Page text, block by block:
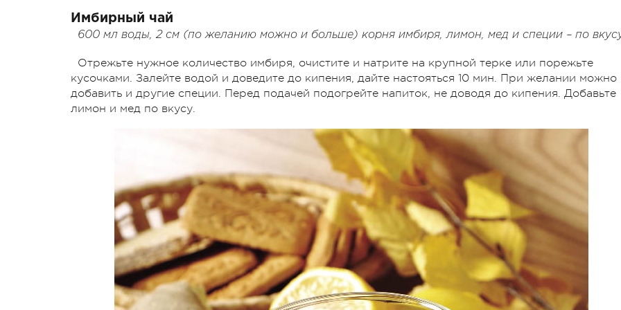
Имбирный чай
600 мл воды, 2 см (по желанию можно и больше) корня имбиря, лимон, мед и специи – по
Отрежьте нужное количество имбиря, очистите и натрите на крупной терке или порежьте
кусочками. Залейте водой и доведите до кипения, дайте настояться 10 мин. При желании можно
добавить и другие специи. Перед подачей подогрейте напиток, не доводя до кипения. Добавьте
лимон и мед по вкусу.